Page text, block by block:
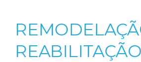
REABILITAÇÃO